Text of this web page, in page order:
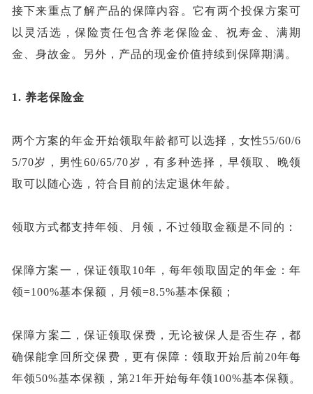
接下来重点了解产品的保障内容。它有两个投保方案可
以灵活选，保险责任包含养老保险金、祝寿金、满期
金、身故金。另外，产品的现金价值持续到保障期满。
1. 养老保险金
两个方案的年金开始领取年龄都可以选择，女性55/60/6
5/70岁，男性60/65/70岁，有多种选择，早领取、晚领
取可以随心选，符合目前的法定退休年龄。
领取方式都支持年领、月领，不过领取金额是不同的：
保障方案一，保证领取 10年，每年领取固定的年金：年
领=100%基本保额，月领=8.5%基本保额；
保障方案二，保证领取保费，无论被保人是否生存，都
确保能拿回所交保费，更有保障：领取开始后前20年每
年领50%基本保额，第21年开始每年领100%基本保额。